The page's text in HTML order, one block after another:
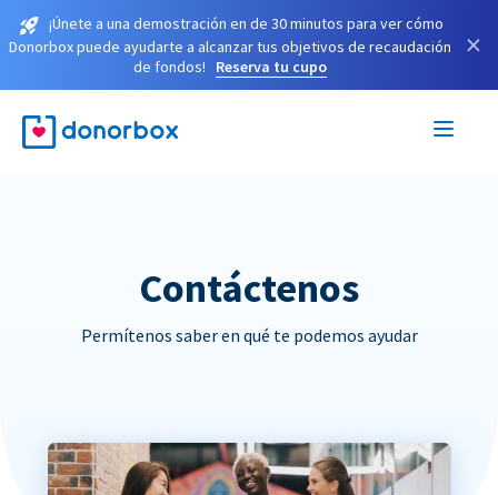
¡Únete a una demostración en de 30 minutos para ver cómo
Donorbox puede ayudarte a alcanzar tus objetivos de recaudación
de fondos!
Reserva tu cupo
×
Contáctenos
Permítenos saber en qué te podemos ayudar